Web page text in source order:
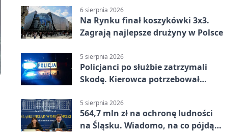
6 sierpnia 2026
Na Rynku finał koszykówki 3x3.
Zagrają najlepsze drużyny w Polsce
5 sierpnia 2026
Policjanci po służbie zatrzymali
Skodę. Kierowca potrzebował
5 sierpnia 2026
564,7 mln zł na ochronę ludności
na Śląsku. Wiadomo, na co pójdą